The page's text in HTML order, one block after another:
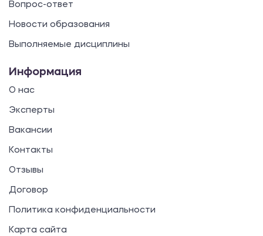
Вопрос-ответ
Новости образования
Выполняемые дисциплины
Информация
О нас
Эксперты
Вакансии
Контакты
Отзывы
Договор
Политика конфиденциальности
Карта сайта